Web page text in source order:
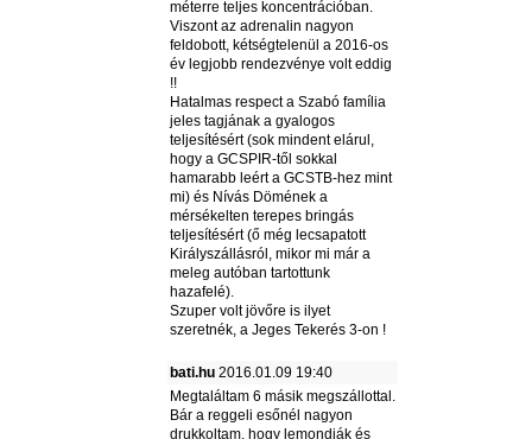
méterre teljes koncentrációban.
Viszont az adrenalin nagyon
feldobott, kétségtelenül a 2016-os
év legjobb rendezvénye volt eddig
!!
Hatalmas respect a Szabó família
jeles tagjának a gyalogos
teljesítésért (sok mindent elárul,
hogy a GCSPIR-től sokkal
hamarabb leért a GCSTB-hez mint
mi) és Nívás Dömének a
mérsékelten terepes bringás
teljesítésért (ő még lecsapatott
Királyszállásról, mikor mi már a
meleg autóban tartottunk
hazafelé).
Szuper volt jövőre is ilyet
szeretnék, a Jeges Tekerés 3-on !
bati.hu 2016.01.09 19:40
Megtaláltam 6 másik megszállottal.
Bár a reggeli esőnél nagyon
drukkoltam, hogy lemondják és